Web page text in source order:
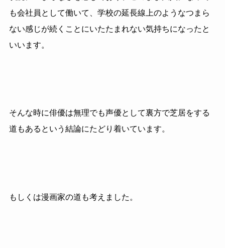
も会社員として働いて、学校の延長線上のようなつまら
ない感じが続くことにいたたまれない気持ちになったと
いいます。
そんな時に俳優は無理でも声優として裏方で芝居をする
道もあるという結論にたどり着いています。
もしくは漫画家の道も考えました。